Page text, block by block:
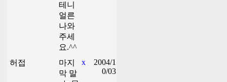
테니
얼른
나와
주세
요.^^
허접
마지
막 말
x
2004/1
0/03